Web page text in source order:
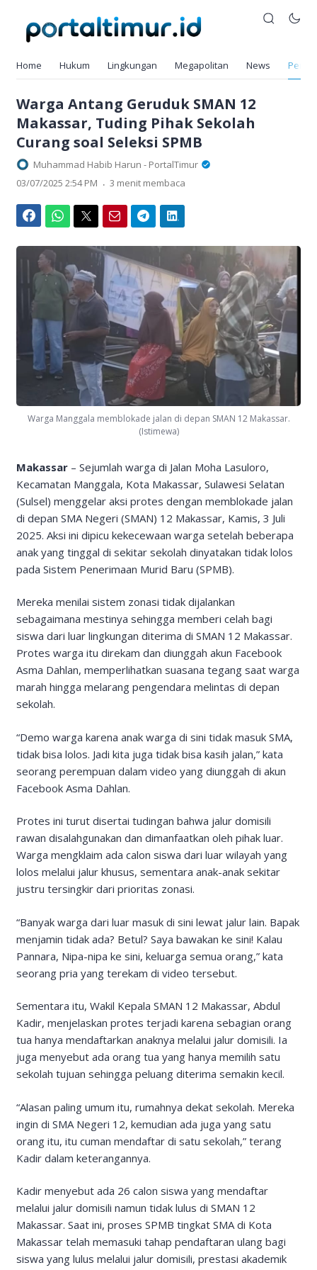
Home Hukum Lingkungan Megapolitan News
Warga Antang Geruduk SMAN 12
Makassar, Tuding Pihak Sekolah
Curang soal Seleksi SPMB
Muhammad Habib Harun - PortalTimur
03/07/2025 2:54 PM . 3 menit membaca
Warga Manggala memblokade jalan di depan SMAN 12 Makassar.
(Istimewa)
Makassar – Sejumlah warga di Jalan Moha Lasuloro,
Kecamatan Manggala, Kota Makassar, Sulawesi Selatan
(Sulsel) menggelar aksi protes dengan memblokade jalan
di depan SMA Negeri (SMAN) 12 Makassar, Kamis, 3 Juli
2025. Aksi ini dipicu kekecewaan warga setelah beberapa
anak yang tinggal di sekitar sekolah dinyatakan tidak lolos
pada Sistem Penerimaan Murid Baru (SPMB).
Mereka menilai sistem zonasi tidak dijalankan
sebagaimana mestinya sehingga memberi celah bagi
siswa dari luar lingkungan diterima di SMAN 12 Makassar.
Protes warga itu direkam dan diunggah akun Facebook
Asma Dahlan, memperlihatkan suasana tegang saat warga
marah hingga melarang pengendara melintas di depan
sekolah.
“Demo warga karena anak warga di sini tidak masuk SMA,
tidak bisa lolos. Jadi kita juga tidak bisa kasih jalan,” kata
seorang perempuan dalam video yang diunggah di akun
Facebook Asma Dahlan.
Protes ini turut disertai tudingan bahwa jalur domisili
rawan disalahgunakan dan dimanfaatkan oleh pihak luar.
Warga mengklaim ada calon siswa dari luar wilayah yang
lolos melalui jalur khusus, sementara anak-anak sekitar
justru tersingkir dari prioritas zonasi.
“Banyak warga dari luar masuk di sini lewat jalur lain. Bapak
menjamin tidak ada? Betul? Saya bawakan ke sini! Kalau
Pannara, Nipa-nipa ke sini, keluarga semua orang,” kata
seorang pria yang terekam di video tersebut.
Sementara itu, Wakil Kepala SMAN 12 Makassar, Abdul
Kadir, menjelaskan protes terjadi karena sebagian orang
tua hanya mendaftarkan anaknya melalui jalur domisili. Ia
juga menyebut ada orang tua yang hanya memilih satu
sekolah tujuan sehingga peluang diterima semakin kecil.
“Alasan paling umum itu, rumahnya dekat sekolah. Mereka
ingin di SMA Negeri 12, kemudian ada juga yang satu
orang itu, itu cuman mendaftar di satu sekolah,” terang
Kadir dalam keterangannya.
Kadir menyebut ada 26 calon siswa yang mendaftar
melalui jalur domisili namun tidak lulus di SMAN 12
Makassar. Saat ini, proses SPMB tingkat SMA di Kota
Makassar telah memasuki tahap pendaftaran ulang bagi
siswa yang lulus melalui jalur domisili, prestasi akademik